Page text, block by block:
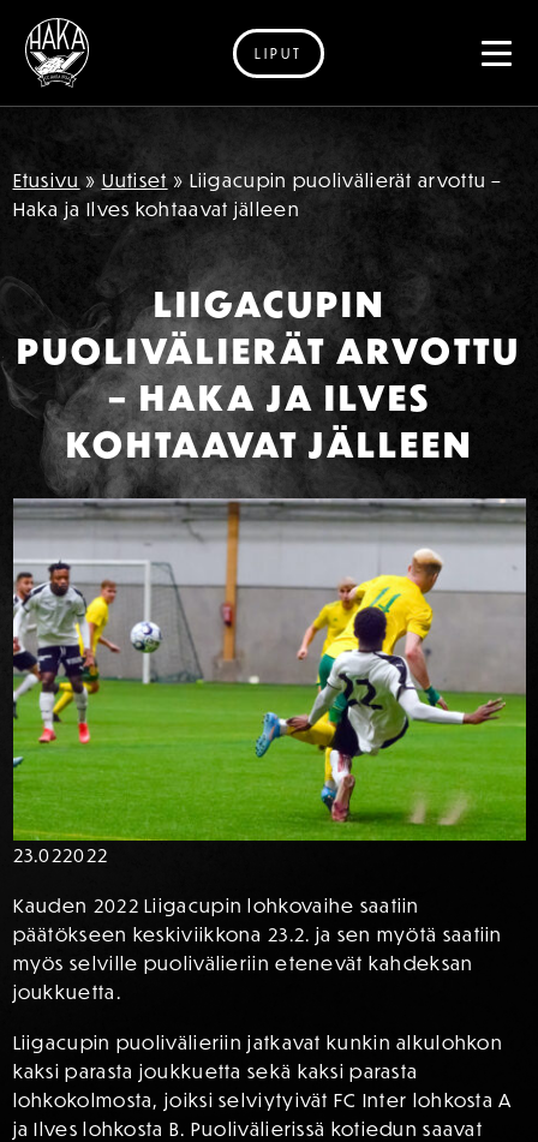
Siirry sisältöön
LIPUT
Etusivu » Uutiset » Liigacupin puolivälierät arvottu –
Haka ja Ilves kohtaavat jälleen
LIIGACUPIN
PUOLIVÄLIERÄT ARVOTTU
– HAKA JA ILVES
KOHTAAVAT JÄLLEEN
23.022022
Kauden 2022 Liigacupin lohkovaihe saatiin
päätökseen keskiviikkona 23.2. ja sen myötä saatiin
myös selville puolivälieriin etenevät kahdeksan
joukkuetta.
Liigacupin puolivälieriin jatkavat kunkin alkulohkon
kaksi parasta joukkuetta sekä kaksi parasta
lohkokolmosta, joiksi selviytyivät FC Inter lohkosta A
ja Ilves lohkosta B. Puolivälierissä kotiedun saavat